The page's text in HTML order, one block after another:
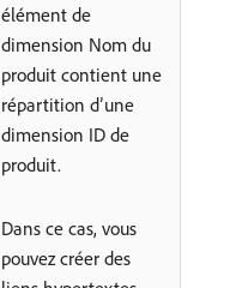
élément de
dimension Nom du
produit contient une
répartition d’une
dimension ID de
produit.
Dans ce cas, vous
pouvez créer des